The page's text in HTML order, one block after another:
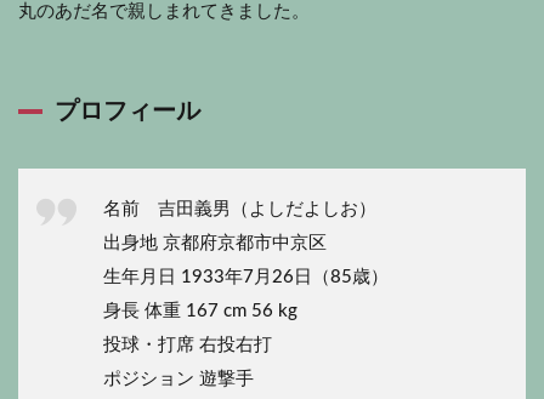
丸のあだ名で親しまれてきました。
プロフィール
名前 吉田義男（よしだよしお）
出身地 京都府京都市中京区
生年月日 1933年7月26日（85歳）
身長 体重 167 cm 56 kg
投球・打席 右投右打
ポジション 遊撃手